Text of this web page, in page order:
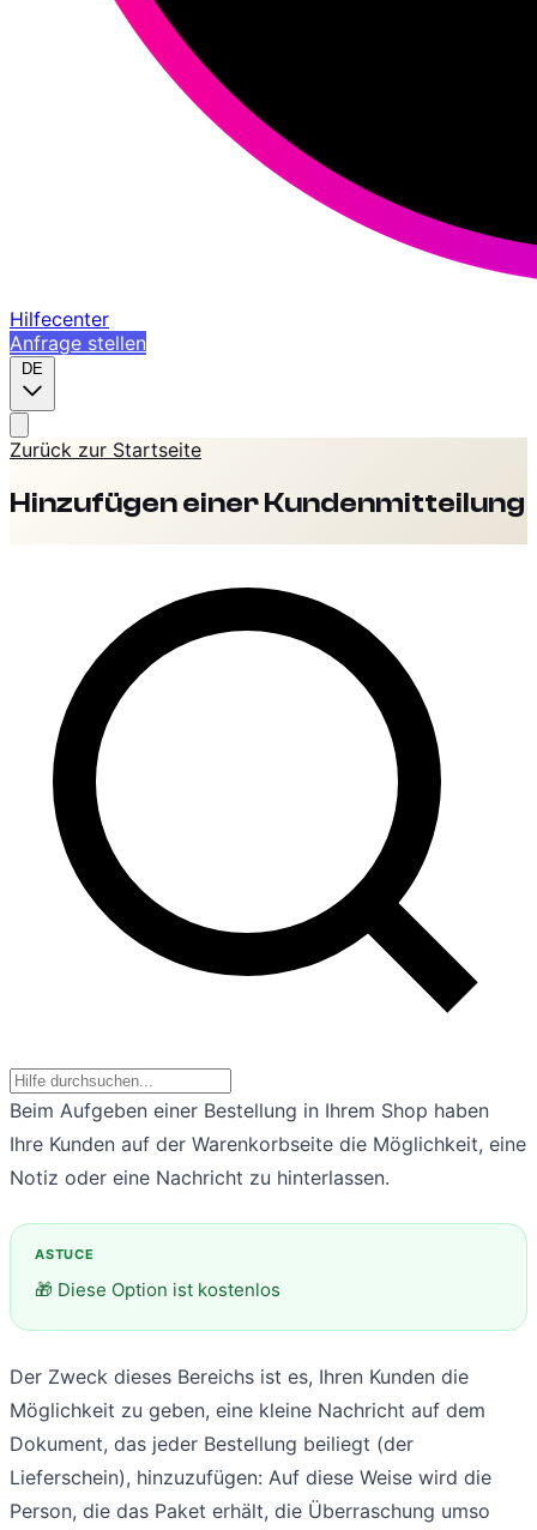
Hilfecenter
Anfrage stellen
DE
Zurück zur Startseite
Hinzufügen einer Kundenmitteilung
Beim Aufgeben einer Bestellung in Ihrem Shop haben
Ihre Kunden auf der Warenkorbseite die Möglichkeit, eine
Notiz oder eine Nachricht zu hinterlassen.
🎁 Diese Option ist kostenlos
Der Zweck dieses Bereichs ist es, Ihren Kunden die
Möglichkeit zu geben, eine kleine Nachricht auf dem
Dokument, das jeder Bestellung beiliegt (der
Lieferschein), hinzuzufügen: Auf diese Weise wird die
Person, die das Paket erhält, die Überraschung umso